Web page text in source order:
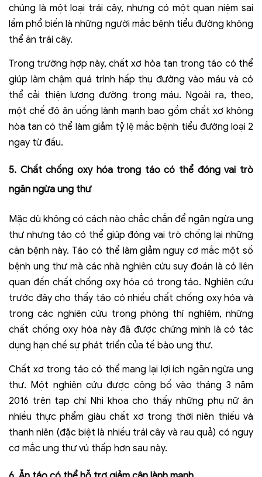
chúng là một loại trái cây, nhưng có một quan niệm sai
lầm phổ biến là những người mắc bệnh tiểu đường không
thể ăn trái cây.
Trong trường hợp này, chất xơ hòa tan trong táo có thể
giúp làm chậm quá trình hấp thụ đường vào máu và có
thể cải thiện lượng đường trong máu. Ngoài ra, theo,
một chế độ ăn uống lành mạnh bao gồm chất xơ không
hòa tan có thể làm giảm tỷ lệ mắc bệnh tiểu đường loại 2
ngay từ đầu.
5. Chất chống oxy hóa trong táo có thể đóng vai trò
ngăn ngừa ung thư
Mặc dù không có cách nào chắc chắn để ngăn ngừa ung
thư nhưng táo có thể giúp đóng vai trò chống lại những
căn bệnh này. Táo có thể làm giảm nguy cơ mắc một số
bệnh ung thư mà các nhà nghiên cứu suy đoán là có liên
quan đến chất chống oxy hóa có trong táo. Nghiên cứu
trước đây cho thấy táo có nhiều chất chống oxy hóa và
trong các nghiên cứu trong phòng thí nghiệm, những
chất chống oxy hóa này đã được chứng minh là có tác
dụng hạn chế sự phát triển của tế bào ung thư.
Chất xơ trong táo có thể mang lại lợi ích ngăn ngừa ung
thư. Một nghiên cứu được công bố vào tháng 3 năm
2016 trên tạp chí Nhi khoa cho thấy những phụ nữ ăn
nhiều thực phẩm giàu chất xơ trong thời niên thiếu và
thanh niên (đặc biệt là nhiều trái cây và rau quả) có nguy
cơ mắc ung thư vú thấp hơn sau này.